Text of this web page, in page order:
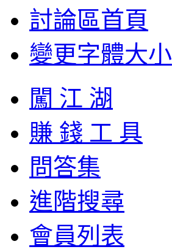
討論區首頁
變更字體大小
闖 江 湖
賺 錢 工 具
問答集
進階搜尋
會員列表